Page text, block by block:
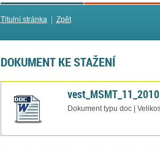
Titulní stránka| Zpět
DOKUMENT KE STAŽENÍ
Dokument typu doc |